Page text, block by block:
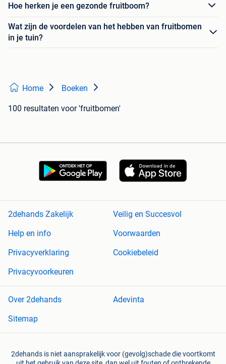
Hoe herken je een gezonde fruitboom?
Wat zijn de voordelen van het hebben van fruitbomen
in je tuin?
Home Boeken
100 resultaten voor 'fruitbomen'
2dehands Zakelijk
Veilig en Succesvol
Help en info
Voorwaarden
Privacyverklaring
Cookiebeleid
Privacyvoorkeuren
Over 2dehands
Adevinta
Sitemap
2dehands is niet aansprakelijk voor (gevolg)schade die voortkomt